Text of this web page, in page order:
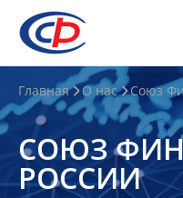
О
нас
О
СФР
Главная О нас Союз
СОЮЗ
РОССИИ